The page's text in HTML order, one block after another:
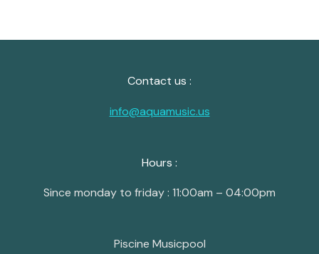
Contact us :
info@aquamusic.us
Hours :
Since monday to friday : 11:00am – 04:00pm
Piscine Musicpool